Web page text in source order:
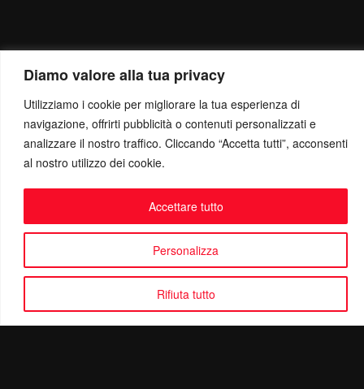
Diamo valore alla tua privacy
Utilizziamo i cookie per migliorare la tua esperienza di
navigazione, offrirti pubblicità o contenuti personalizzati e
analizzare il nostro traffico. Cliccando “Accetta tutti”, acconsenti
al nostro utilizzo dei cookie.
Personalizza
Rifiuta tutto
Accettare tutto